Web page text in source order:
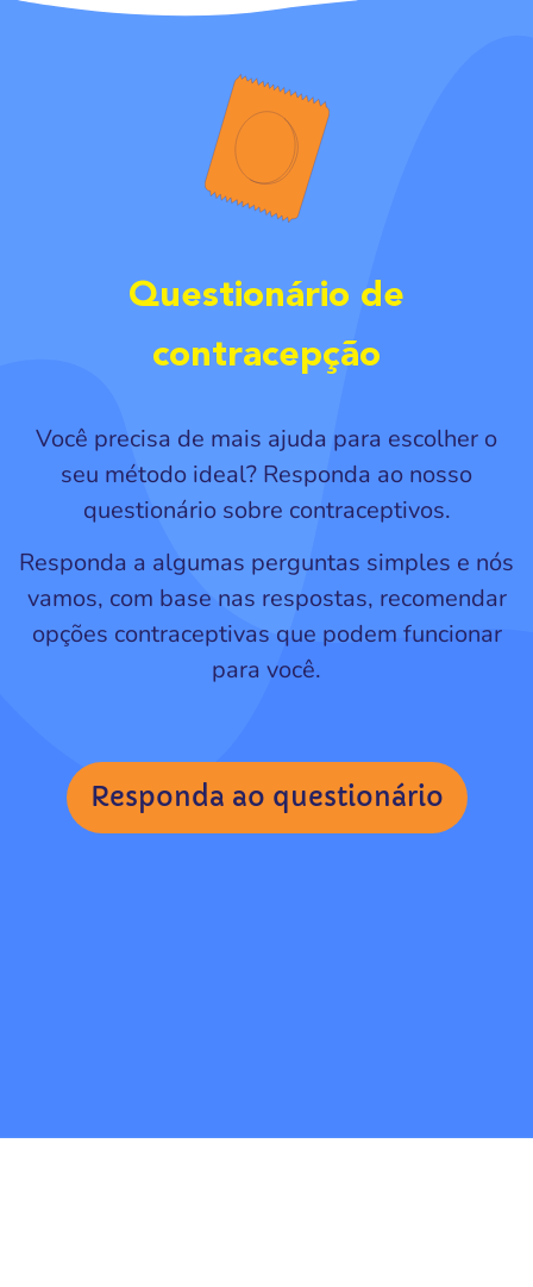
Questionário de
contracepção
Você precisa de mais ajuda para escolher o
seu método ideal? Responda ao nosso
questionário sobre contraceptivos.
Responda a algumas perguntas simples e nós
vamos, com base nas respostas, recomendar
opções contraceptivas que podem funcionar
para você.
Responda ao questionário